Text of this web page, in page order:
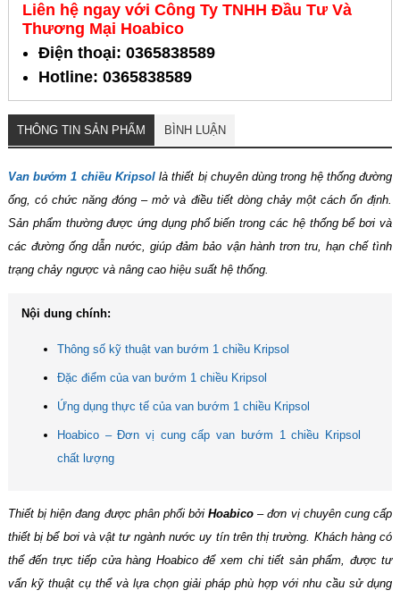
Liên hệ ngay với Công Ty TNHH Đầu Tư Và
Thương Mại Hoabico
Điện thoại: 0365838589
Hotline: 0365838589
THÔNG TIN SẢN PHẨM BÌNH LUẬN
Van bướm 1 chiều Kripsollà thiết bị chuyên dùng trong hệ thống đường
ống, có chức năng đóng – mở và điều tiết dòng chảy một cách ổn định.
Sản phẩm thường được ứng dụng phổ biến trong các hệ thống bể bơi và
các đường ống dẫn nước, giúp đảm bảo vận hành trơn tru, hạn chế tình
trạng chảy ngược và nâng cao hiệu suất hệ thống.
Nội dung chính:
Thông số kỹ thuật van bướm 1 chiều Kripsol
Đặc điểm của van bướm 1 chiều Kripsol
Ứng dụng thực tế của van bướm 1 chiều Kripsol
Hoabico – Đơn vị cung cấp van bướm 1 chiều Kripsol
chất lượng
Thiết bị hiện đang được phân phối bởi Hoabico– đơn vị chuyên cung cấp
thiết bị bể bơi và vật tư ngành nước uy tín trên thị trường. Khách hàng có
thể đến trực tiếp cửa hàng Hoabico để xem chi tiết sản phẩm, được tư
vấn kỹ thuật cụ thể và lựa chọn giải pháp phù hợp với nhu cầu sử dụng